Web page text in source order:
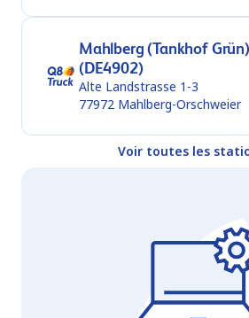
Mahlberg (Tankhof Grün)
(DE4902)
Alte Landstrasse 1-3
77972 Mahlberg-Orschweier
Voir toutes les